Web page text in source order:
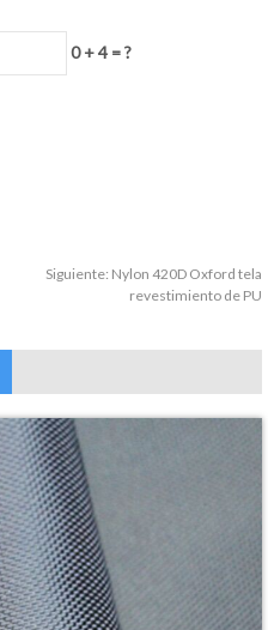
0 + 4 = ?
Siguiente: Nylon 420D Oxford tela
revestimiento de PU